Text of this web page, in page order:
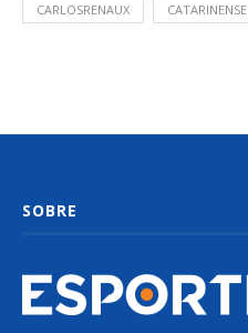
CARLOSRENAUX CATARINENSE
SOBRE